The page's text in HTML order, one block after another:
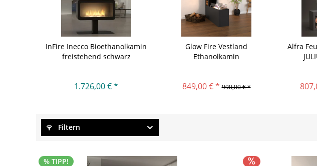
InFire Inecco Bioethanolkamin
freistehend schwarz
1.726,00 € *
Glow Fire Vestland
Ethanolkamin
849,00 € * 990,00 € *
Alfra
Filtern
% TIPP!